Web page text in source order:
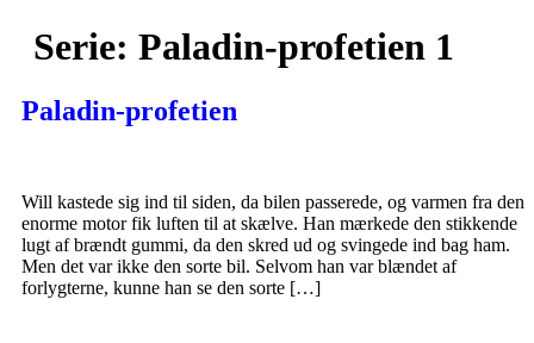
Serie: Paladin-profetien 1
Paladin-profetien
Will kastede sig ind til siden, da bilen passerede, og varmen fra den
enorme motor fik luften til at skælve. Han mærkede den stikkende
lugt af brændt gummi, da den skred ud og svingede ind bag ham.
Men det var ikke den sorte bil. Selvom han var blændet af
forlygterne, kunne han se den sorte […]